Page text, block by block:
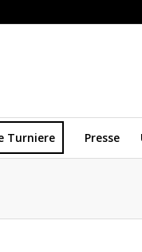
Turniere Presse